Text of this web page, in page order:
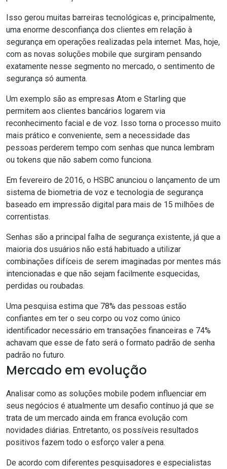
Isso gerou muitas barreiras tecnológicas e, principalmente,
uma enorme desconfiança dos clientes em relação à
segurança em operações realizadas pela internet. Mas, hoje,
com as novas soluções mobile que surgiram pensando
exatamente nesse segmento no mercado, o sentimento de
segurança só aumenta.
Um exemplo são as empresas Atom e Starling que
permitem aos clientes bancários logarem via
reconhecimento facial e de voz. Isso torna o processo muito
mais prático e conveniente, sem a necessidade das
pessoas perderem tempo com senhas que nunca lembram
ou tokens que não sabem como funciona.
Em fevereiro de 2016, o HSBC anunciou o lançamento de um
sistema de biometria de voz e tecnologia de segurança
baseado em impressão digital para mais de 15 milhões de
correntistas.
Senhas são a principal falha de segurança existente, já que a
maioria dos usuários não está habituado a utilizar
combinações difíceis de serem imaginadas por mentes más
intencionadas e que não sejam facilmente esquecidas,
perdidas ou roubadas.
Uma pesquisa estima que 78% das pessoas estão
confiantes em ter o seu corpo ou voz como único
identificador necessário em transações financeiras e 74%
achavam que esse de fato será o formato padrão de senha
padrão no futuro.
Mercado em evolução
Analisar como as soluções mobile podem influenciar em
seus negócios é atualmente um desafio contínuo já que se
trata de um mercado ainda em franca evolução com
novidades diárias. Entretanto, os possíveis resultados
positivos fazem todo o esforço valer a pena.
De acordo com diferentes pesquisadores e especialistas